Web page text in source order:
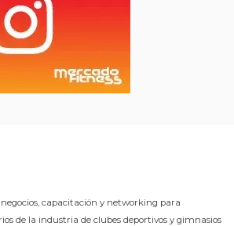
capacitación y networking para
de la industria de clubes deportivos y gimnasios